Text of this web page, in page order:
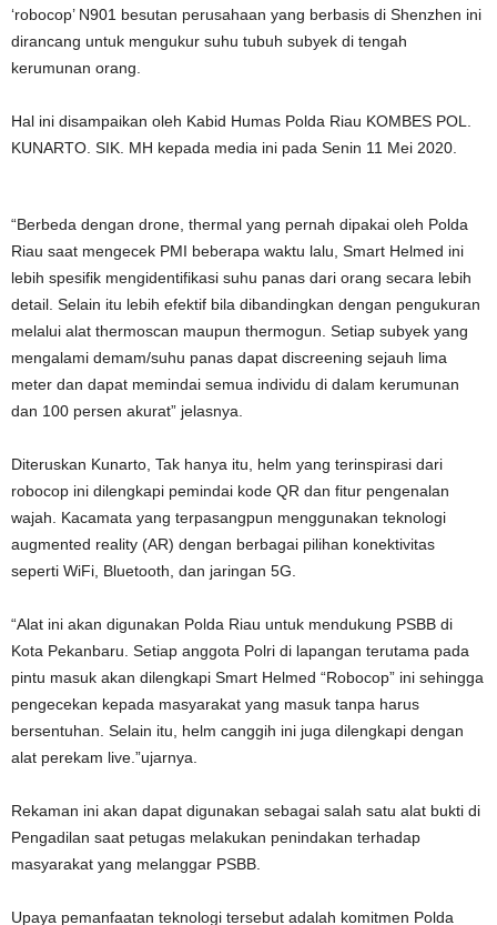
‘robocop’ N901 besutan perusahaan yang berbasis di Shenzhen ini
dirancang untuk mengukur suhu tubuh subyek di tengah
kerumunan orang.
Hal ini disampaikan oleh Kabid Humas Polda Riau KOMBES POL.
KUNARTO. SIK. MH kepada media ini pada Senin 11 Mei 2020.
“Berbeda dengan drone, thermal yang pernah dipakai oleh Polda
Riau saat mengecek PMI beberapa waktu lalu, Smart Helmed ini
lebih spesifik mengidentifikasi suhu panas dari orang secara lebih
detail. Selain itu lebih efektif bila dibandingkan dengan pengukuran
melalui alat thermoscan maupun thermogun. Setiap subyek yang
mengalami demam/suhu panas dapat discreening sejauh lima
meter dan dapat memindai semua individu di dalam kerumunan
dan 100 persen akurat” jelasnya.
Diteruskan Kunarto, Tak hanya itu, helm yang terinspirasi dari
robocop ini dilengkapi pemindai kode QR dan fitur pengenalan
wajah. Kacamata yang terpasangpun menggunakan teknologi
augmented reality (AR) dengan berbagai pilihan konektivitas
seperti WiFi, Bluetooth, dan jaringan 5G.
“Alat ini akan digunakan Polda Riau untuk mendukung PSBB di
Kota Pekanbaru. Setiap anggota Polri di lapangan terutama pada
pintu masuk akan dilengkapi Smart Helmed “Robocop” ini sehingga
pengecekan kepada masyarakat yang masuk tanpa harus
bersentuhan. Selain itu, helm canggih ini juga dilengkapi dengan
alat perekam live.”ujarnya.
Rekaman ini akan dapat digunakan sebagai salah satu alat bukti di
Pengadilan saat petugas melakukan penindakan terhadap
masyarakat yang melanggar PSBB.
Upaya pemanfaatan teknologi tersebut adalah komitmen Polda